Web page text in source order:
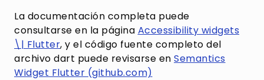
La documentación completa puede
consultarse en la página Accessibility widgets
\| Flutter, y el código fuente completo del
archivo dart puede revisarse en Semantics
Widget Flutter (github.com)